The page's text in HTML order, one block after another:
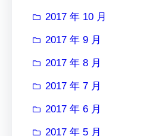
2017 年 10 月
2017 年 9 月
2017 年 8 月
2017 年 7 月
2017 年 6 月
2017 年 5 月